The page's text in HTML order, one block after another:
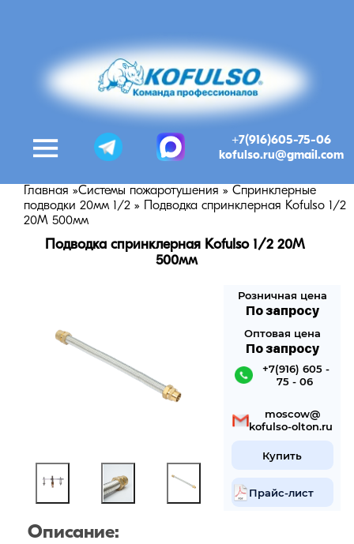
+7(916)605-75-06
kofulso.ru@gmail.com
Главная »Системы пожаротушения » Спринклерные
подводки 20мм 1/2 »
Подводка спринклерная Kofulso 1/2
20М 500мм
Подводка спринклерная Kofulso 1/2 20М
500мм
Розничная цена
По запросу
Оптовая цена
По запросу
+7(916) 605 -
75 - 06
mosсow@
kofulso-olton.ru
Купить
Прайс-лист
Описание: